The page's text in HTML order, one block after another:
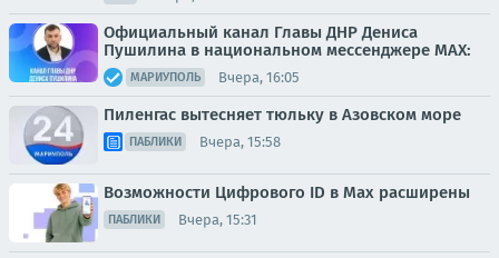
Официальный канал Главы ДНР Дениса
Пушилина в национальном мессенджере MAX:
МАРИУПОЛЬ Вчера, 16:05
Пиленгас вытесняет тюльку в Азовском море
ПАБЛИКИ Вчера, 15:58
Возможности Цифрового ID в Мах расширены
ПАБЛИКИ Вчера, 15:31